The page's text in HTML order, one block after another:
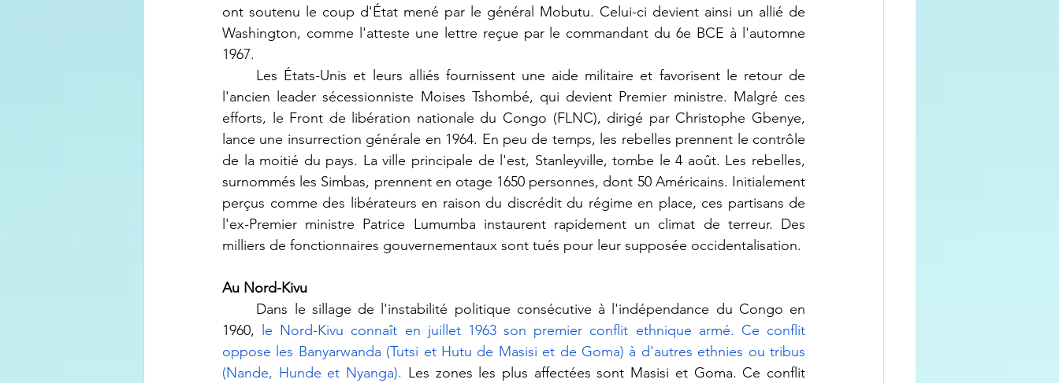
ont soutenu le coup d'État mené par le général Mobutu. Celui-ci devient ainsi un allié de
Washington, comme l'atteste une lettre reçue par le commandant du 6e BCE à l'automne
1967.
l'ancien leader sécessionniste Moises Tshombé, qui devient Premier ministre. Malgré ces
efforts, le Front de libération nationale du Congo (FLNC), dirigé par Christophe Gbenye,
lance une insurrection générale en 1964. En peu de temps, les rebelles prennent le contrôle
de la moitié du pays. La ville principale de l'est, Stanleyville, tombe le 4 août. Les rebelles,
surnommés les Simbas, prennent en otage 1650 personnes, dont 50 Américains. Initialement
perçus comme des libérateurs en raison du discrédit du régime en place, ces partisans de
l'ex-Premier ministre Patrice Lumumba instaurent rapidement un climat de terreur. Des
milliers de fonctionnaires gouvernementaux sont tués pour leur supposée occidentalisation.
Au Nord-Kivu
1960,
le Nord-Kivu connaît en juillet 1963 son premier conflit ethnique armé. Ce conflit
oppose les Banyarwanda (Tutsi et Hutu de Masisi et de Goma) à d'autres ethnies ou tribus
(Nande, Hunde et Nyanga). Les zones les plus affectées sont Masisi et Goma. Ce conflit